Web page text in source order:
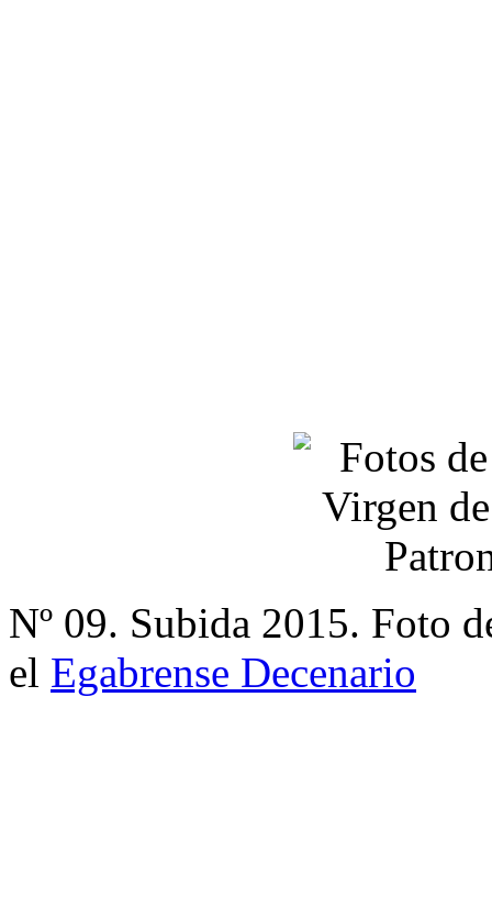
Nº 09. Subida 2015. Foto
el Egabrense Decenario